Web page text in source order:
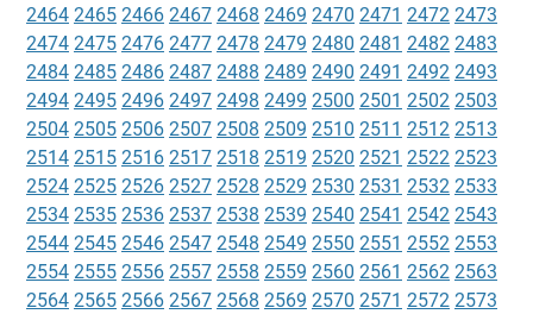
2464 2465 2466 2467 2468 2469 2470 2471 2472 2473
2474 2475 2476 2477 2478 2479 2480 2481 2482 2483
2484 2485 2486 2487 2488 2489 2490 2491 2492 2493
2494 2495 2496 2497 2498 2499 2500 2501 2502 2503
2504 2505 2506 2507 2508 2509 2510 2511 2512 2513
2514 2515 2516 2517 2518 2519 2520 2521 2522 2523
2524 2525 2526 2527 2528 2529 2530 2531 2532 2533
2534 2535 2536 2537 2538 2539 2540 2541 2542 2543
2544 2545 2546 2547 2548 2549 2550 2551 2552 2553
2554 2555 2556 2557 2558 2559 2560 2561 2562 2563
2564 2565 2566 2567 2568 2569 2570 2571 2572 2573